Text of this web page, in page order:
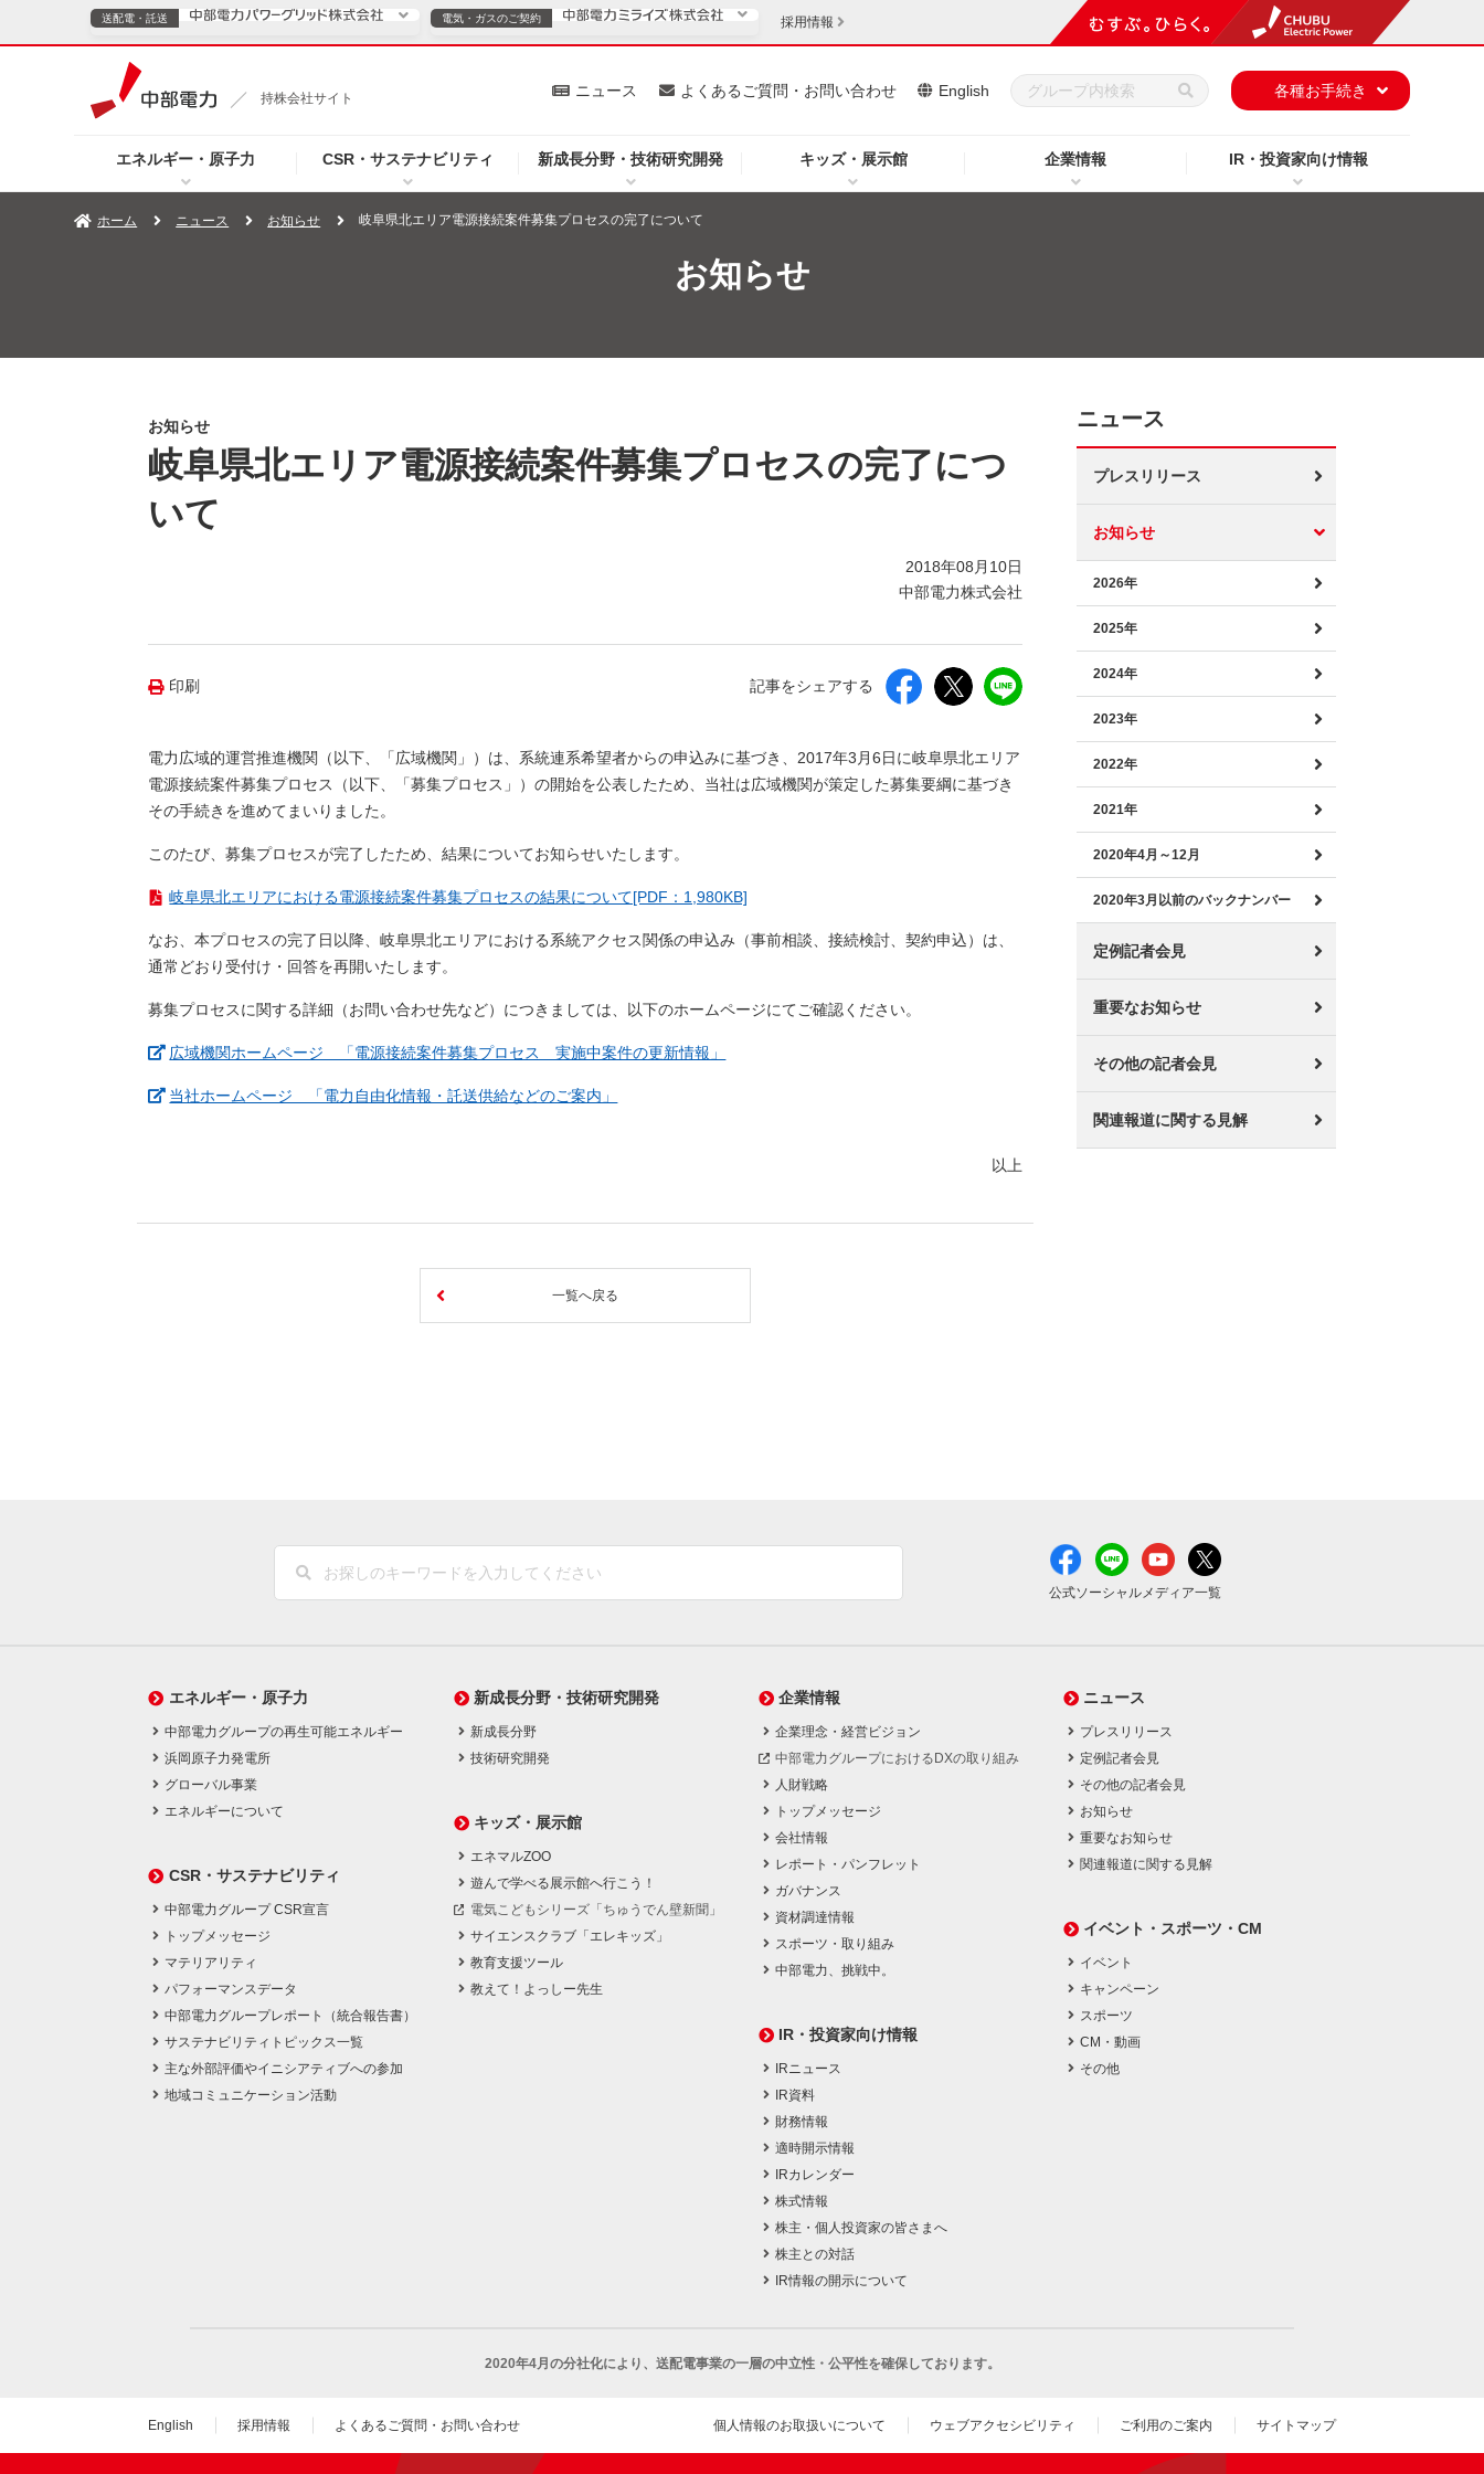
持株会社サイト
エネルギー・原子力 CSR・サステナビリティ 新成長分野・技術研究開発 キッズ・展示館 企業情報 IR・投資家向け情報
ニュース よくあるご質問・お問い合わせ English 各種お手続き
送配電・託送
TOPページへ ご案内 安定供給
企業情報
ニュース（新しいウィンドウを開きます）
電気・ガスのご契約
電気・ガスのご契約
TOPページへ 個人のお客さま 法人のお客さま
採用情報
ホーム ニュース お知らせ 岐阜県北エリア電源接続案件募集プロセスの完了について
お知らせ
お知らせ
岐阜県北エリア電源接続案件募集プロセスの完了につ
いて
2018年08月10日
中部電力株式会社
印刷 記事をシェアする
電力広域的運営推進機関（以下、「広域機関」）は、系統連系希望者からの申込みに基づき、2017年3月6日に岐阜県北エリア
電源接続案件募集プロセス（以下、「募集プロセス」）の開始を公表したため、当社は広域機関が策定した募集要綱に基づき
その手続きを進めてまいりました。
このたび、募集プロセスが完了したため、結果についてお知らせいたします。
岐阜県北エリアにおける電源接続案件募集プロセスの結果について[PDF：1,980KB]
なお、本プロセスの完了日以降、岐阜県北エリアにおける系統アクセス関係の申込み（事前相談、接続検討、契約申込）は、
通常どおり受付け・回答を再開いたします。
募集プロセスに関する詳細（お問い合わせ先など）につきましては、以下のホームページにてご確認ください。
広域機関ホームページ 「電源接続案件募集プロセス 実施中案件の更新情報」
当社ホームページ 「電力自由化情報・託送供給などのご案内」
以上
一覧へ戻る
ニュース
プレスリリース
お知らせ
2026年
2025年
2024年
2023年
2022年
2021年
2020年4月～12月
2020年3月以前のバックナンバー
定例記者会見
重要なお知らせ
その他の記者会見
関連報道に関する見解
公式ソーシャルメディア一覧
エネルギー・原子力
中部電力グループの再生可能エネルギー
浜岡原子力発電所
グローバル事業
エネルギーについて
CSR・サステナビリティ
中部電力グループ CSR宣言
トップメッセージ
マテリアリティ
パフォーマンスデータ
中部電力グループレポート（統合報告書）
サステナビリティトピックス一覧
主な外部評価やイニシアティブへの参加
地域コミュニケーション活動
新成長分野・技術研究開発
新成長分野
技術研究開発
キッズ・展示館
エネマルZOO
遊んで学べる展示館へ行こう！
電気こどもシリーズ「ちゅうでん壁新聞」
サイエンスクラブ「エレキッズ」
教育支援ツール
教えて！よっしー先生
企業情報
企業理念・経営ビジョン
中部電力グループにおけるDXの取り組み
人財戦略
トップメッセージ
会社情報
レポート・パンフレット
ガバナンス
資材調達情報
スポーツ・取り組み
中部電力、挑戦中。
IR・投資家向け情報
IRニュース
IR資料
財務情報
適時開示情報
IRカレンダー
株式情報
株主・個人投資家の皆さまへ
株主との対話
IR情報の開示について
ニュース
プレスリリース
定例記者会見
その他の記者会見
お知らせ
重要なお知らせ
関連報道に関する見解
イベント・スポーツ・CM
イベント
キャンペーン
スポーツ
CM・動画
その他
2020年4月の分社化により、 送配電事業の一層の中立性・公平性を確保しております。
English 採用情報 よくあるご質問・お問い合わせ 個人情報のお取扱いについて ウェブアクセシビリティ ご利用のご案内 サイトマップ